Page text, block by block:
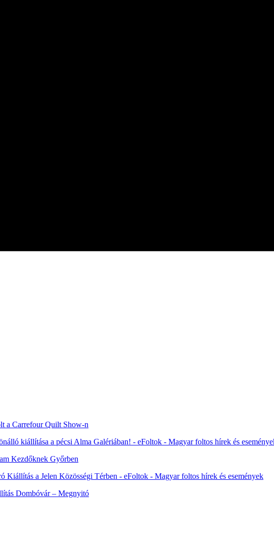
a Carrefour Quilt Show-n
kiállítása a pécsi Alma Galériában! - eFoltok - Magyar foltos hírek és
Kezdőknek Győrben
Kiállítás a Jelen Közösségi Térben - eFoltok - Magyar foltos hírek és események
Dombóvár – Megnyitó